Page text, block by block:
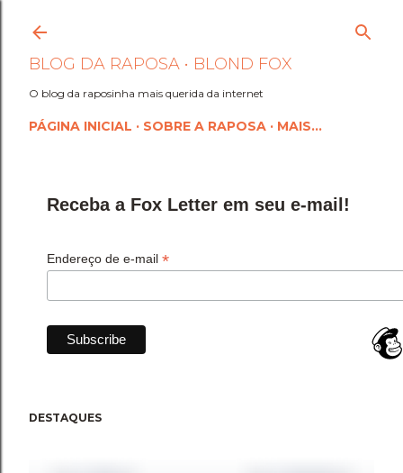
Pular para o conteúdo
BLOG DA RAPOSA • BLOND FOX
O blog da raposinha mais querida da internet
PÁGINA INICIAL SOBRE A RAPOSA MAIS…
Receba a Fox Letter em seu e-mail!
Endereço de e-mail *
DESTAQUES